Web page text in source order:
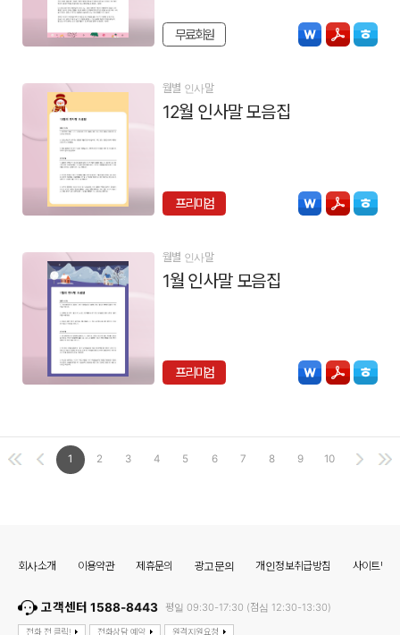
무료회원
월별 인사말
12월 인사말 모음집
프리미엄
월별 인사말
1월 인사말 모음집
프리미엄
1 2 3 4 5 6 7 8 9 10
회사소개 이용약관 제휴문의 광고문의 개인정보취급방침 사이트맵
고객센터 1588-8443 평일 09:30-17:30 (점심 12:30-13:30)
전화 전 클릭! 전화상담 예약 원격지원요청